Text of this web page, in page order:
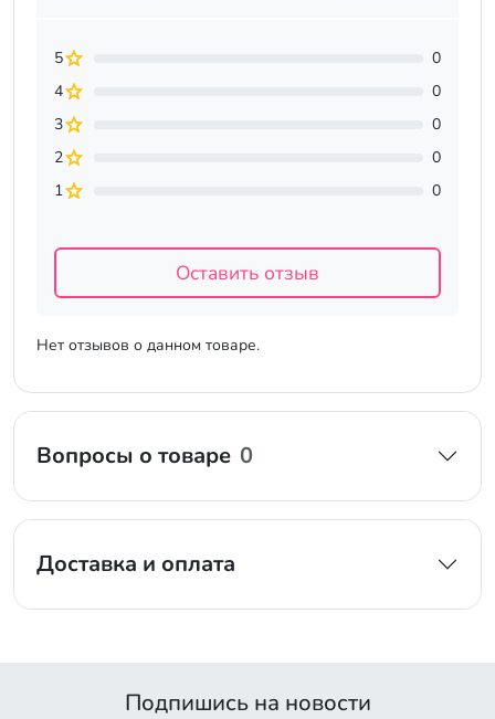
Нет отзывов о данном товаре.
5
0
4
0
3
0
2
0
1
0
Оставить отзыв
Вопросы о товаре 0
Доставка и оплата
Подпишись на новости